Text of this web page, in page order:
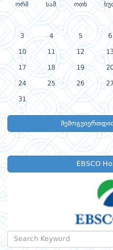
ორშ სამ ოთხ
3 4 5 6
10 11 12
17 18 19
24 25 26 27
31
EBSCO